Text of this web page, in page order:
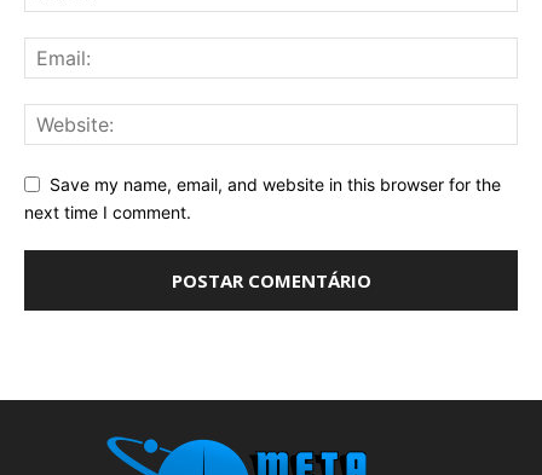
Save my name, email, and website in this browser for the
next time I comment.